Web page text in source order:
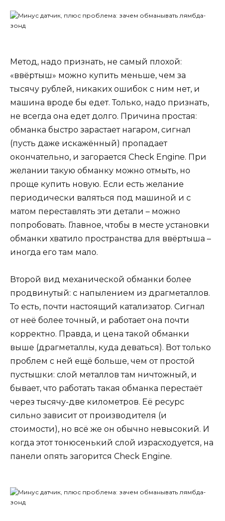
Метод, надо признать, не самый плохой:
«ввёртыш» можно купить меньше, чем за
тысячу рублей, никаких ошибок с ним нет, и
машина вроде бы едет. Только, надо признать,
не всегда она едет долго. Причина простая:
обманка быстро зарастает нагаром, сигнал
(пусть даже искажённый) пропадает
окончательно, и загорается Check Engine. При
желании такую обманку можно отмыть, но
проще купить новую. Если есть желание
периодически валяться под машиной и с
матом переставлять эти детали – можно
попробовать. Главное, чтобы в месте установки
обманки хватило пространства для ввёртыша –
иногда его там мало.
Второй вид механической обманки более
продвинутый: с напылением из драгметаллов.
То есть, почти настоящий катализатор. Сигнал
от неё более точный, и работает она почти
корректно. Правда, и цена такой обманки
выше (драгметаллы, куда деваться). Вот только
проблем с ней ещё больше, чем от простой
пустышки: слой металлов там ничтожный, и
бывает, что работать такая обманка перестаёт
через тысячу-две километров. Её ресурс
сильно зависит от производителя (и
стоимости), но всё же он обычно невысокий. И
когда этот тонюсенький слой израсходуется, на
панели опять загорится Check Engine.